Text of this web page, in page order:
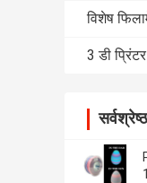
विशेष
3 डी